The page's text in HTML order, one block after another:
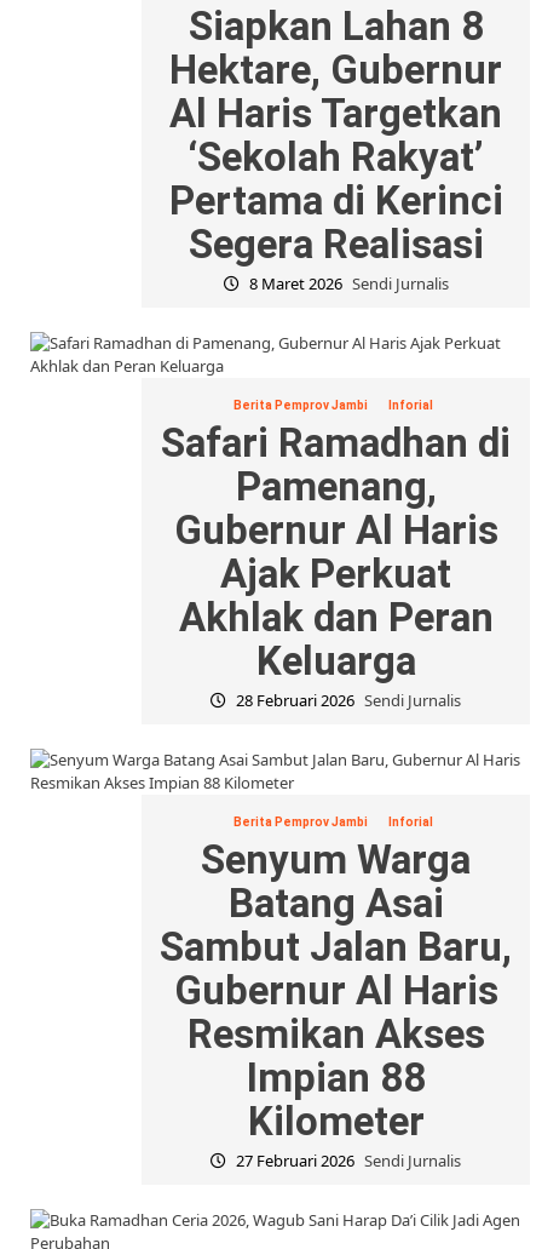
Siapkan Lahan 8
Hektare, Gubernur
Al Haris Targetkan
‘Sekolah Rakyat’
Pertama di Kerinci
Segera Realisasi
8 Maret 2026 Sendi Jurnalis
Berita Pemprov Jambi Inforial
Safari Ramadhan di
Pamenang,
Gubernur Al Haris
Ajak Perkuat
Akhlak dan Peran
Keluarga
28 Februari 2026 Sendi Jurnalis
Berita Pemprov Jambi Inforial
Senyum Warga
Batang Asai
Sambut Jalan Baru,
Gubernur Al Haris
Resmikan Akses
Impian 88
Kilometer
27 Februari 2026 Sendi Jurnalis